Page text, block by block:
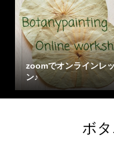
zoomでオンラインレ
ン♪
ボ